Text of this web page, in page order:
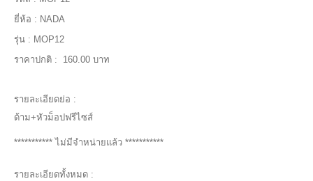
ยี่ห้อ : NADA
รุ่น : MOP12
ราคาปกติ :
160.00 บาท
รายละเอียดย่อ :
ด้าม+หัวม็อปฟรีไซส์
*********** ไม่มีจำหน่ายแล้ว ***********
รายละเอียดทั้งหมด :